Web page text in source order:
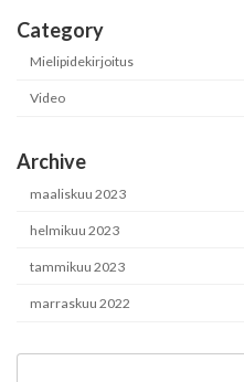
Category
Mielipidekirjoitus
Video
Archive
maaliskuu 2023
helmikuu 2023
tammikuu 2023
marraskuu 2022
Haku: